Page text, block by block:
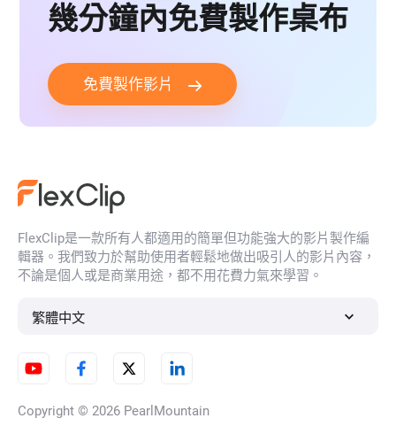
幾分鐘內免費製作桌布
免費製作影片
FlexClip是一款所有人都適用的簡單但功能強大的影片製作編
輯器。我們致力於幫助使用者輕鬆地做出吸引人的影片內容，
不論是個人或是商業用途，都不用花費力氣來學習。
繁體中文
Copyright © 2026 PearlMountain